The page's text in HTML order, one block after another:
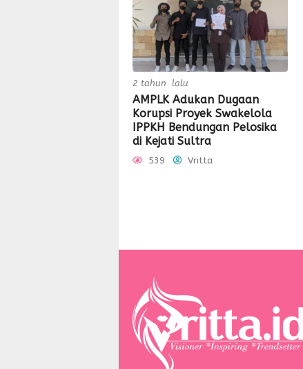
2 tahun lalu
AMPLK Adukan Dugaan
Korupsi Proyek Swakelola
IPPKH Bendungan Pelosika
di Kejati Sultra
539 Vritta